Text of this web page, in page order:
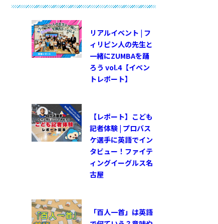
リアルイベント | フ
ィリピン人の先生と
一緒にZUMBAを踊
ろう vol.4【イベン
トレポート】
【レポート】こども
記者体験 | プロバス
ケ選手に英語でイン
タビュー！ファイテ
ィングイーグルス名
古屋
「百人一首」は英語